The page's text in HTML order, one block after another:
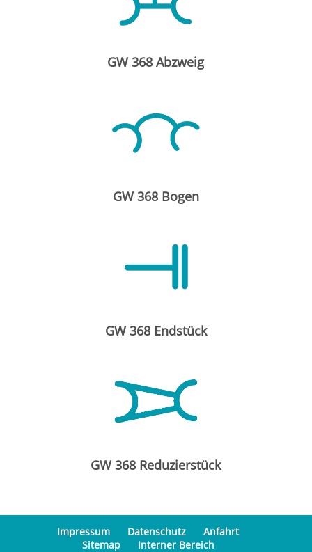
GW 368 Abzweig
GW 368 Bogen
GW 368 Endstück
GW 368 Reduzierstück
Impressum Datenschutz
Anfahrt
Sitemap
Interner Bereich